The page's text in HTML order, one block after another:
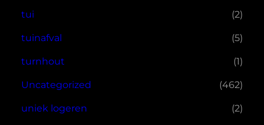
tui (2)
tuinafval (5)
turnhout (1)
Uncategorized (462)
uniek logeren (2)